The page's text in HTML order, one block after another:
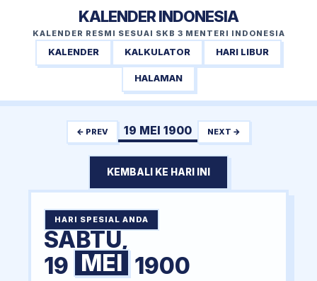
KALENDER INDONESIA
KALENDER RESMI SESUAI SKB 3 MENTERI INDONESIA
KALENDER KALKULATOR HARI LIBUR
HALAMAN
← PREV 19 MEI 1900 NEXT →
KEMBALI KE HARI INI
HARI SPESIAL ANDA
SABTU,
19 MEI 1900